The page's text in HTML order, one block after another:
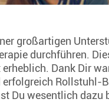
großartigen
durchführen.
Dank Dir
Rollstuhl-
Du wesentlich dazu